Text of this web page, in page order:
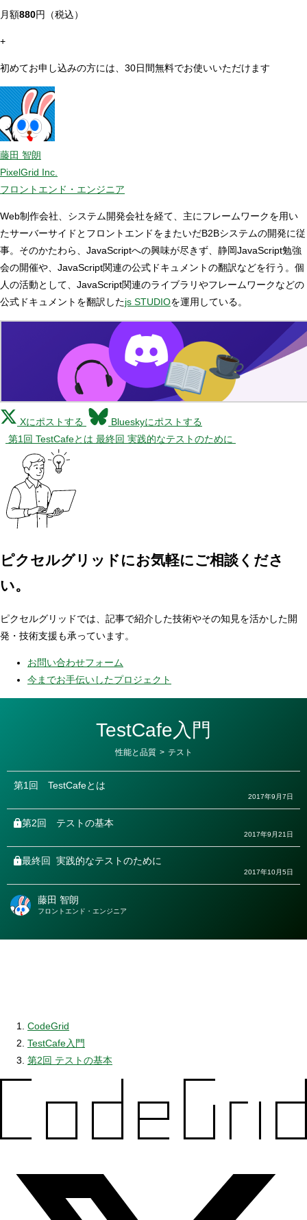
月額880円（税込）
+
初めてお申し込みの方には、30日間無料でお使いいただけます
藤田 智朗
PixelGrid Inc.
フロントエンド・エンジニア
Web制作会社、システム開発会社を経て、主にフレームワークを用い
たサーバーサイドとフロントエンドをまたいだB2Bシステムの開発に従
事。そのかたわら、JavaScriptへの興味が尽きず、静岡JavaScript勉強
会の開催や、JavaScript関連の公式ドキュメントの翻訳などを行う。個
人の活動として、JavaScript関連のライブラリやフレームワークなどの
公式ドキュメントを翻訳したjs STUDIOを運用している。
Xにポストする
Blueskyにポストする
第1回 TestCafeとは 最終回 実践的なテストのために
ピクセルグリッドにお気軽にご相談くださ
い。
ピクセルグリッドでは、記事で紹介した技術やその知見を活かした開
発・技術支援も承っています。
お問い合わせフォーム
今までお手伝いしたプロジェクト
TestCafe入門
カ
ゴ
性能と品質 > テスト
第1回 TestCafeとは
2017年9月7日
第2回 テストの基本
2017年9月21日
最終回 実践的なテストのために
2017年10月5日
著
藤田 智朗
フロントエンド・エンジニア
CodeGrid
TestCafe入門
第2回 テストの基本